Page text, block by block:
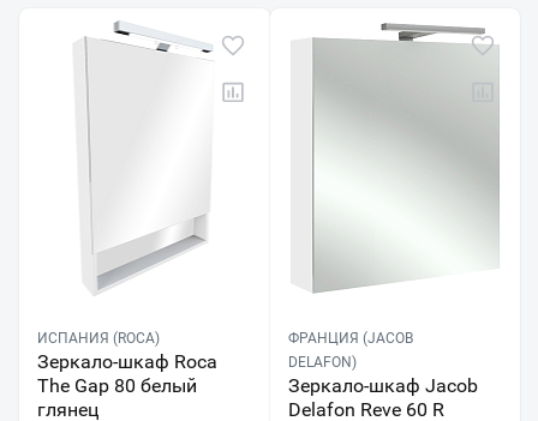
ИСПАНИЯ (ROCA)
Зеркало-шкаф Roca
The Gap 80 белый
глянец
ФРАНЦИЯ (JACOB
DELAFON)
Зеркало-шкаф Jacob
Delafon Reve 60 R